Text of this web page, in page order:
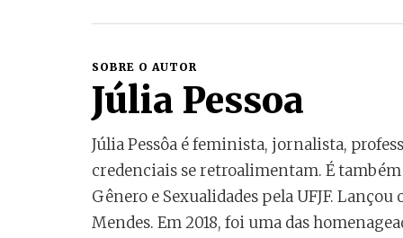
SOBRE O AUTOR
Júlia Pessoa
Júlia Pessôa é feminista, jornalista,
credenciais se retroalimentam. É
Gênero e Sexualidades pela UFJF.
Mendes. Em 2018, foi uma das